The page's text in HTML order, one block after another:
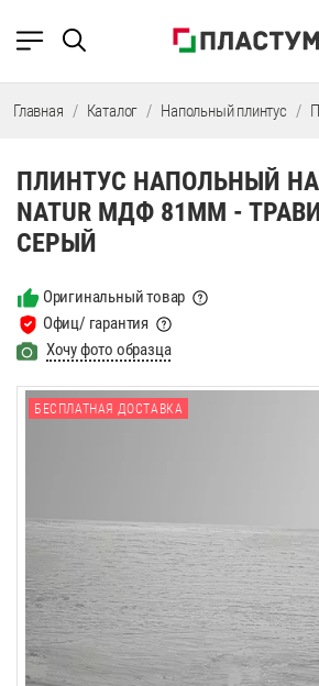
Главная Каталог Напольный плинтус
ПЛИНТУС НАПОЛЬНЫЙ
NATUR МДФ 81ММ -
СЕРЫЙ
Оригинальный товар
Офиц/ гарантия
Хочу фото образца
БЕСПЛАТНАЯ ДОСТАВКА